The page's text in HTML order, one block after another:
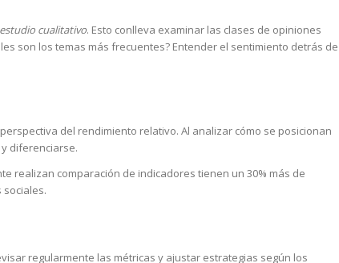
estudio cualitativo. Esto conlleva examinar las clases de opiniones
son los temas más frecuentes? Entender el sentimiento detrás de
del rendimiento relativo. Al analizar cómo se posicionan
diferenciarse.
realizan comparación de indicadores tienen un 30% más de
regularmente las métricas y ajustar estrategias según los